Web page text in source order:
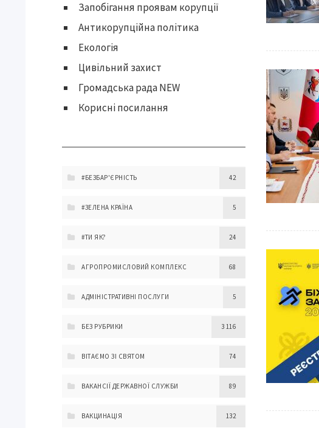
Запобігання проявам корупції
Антикорупційна політика
Екологія
Цивільний захист
Громадська рада NEW
Корисні посилання
#БЕЗБАР'ЄРНІСТЬ 42
#ЗЕЛЕНА КРАЇНА 5
#ТИ ЯК? 24
АГРОПРОМИСЛОВИЙ КОМПЛЕКС 68
АДМІНІСТРАТИВНІ ПОСЛУГИ 5
БЕЗ РУБРИКИ 3 116
ВІТАЄМО ЗІ СВЯТОМ 74
ВАКАНСІЇ ДЕРЖАВНОЇ СЛУЖБИ 89
ВАКЦИНАЦІЯ 132